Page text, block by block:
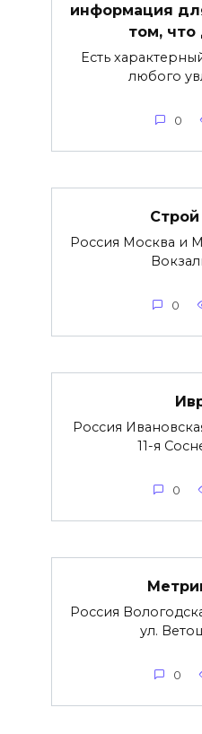
информация
том,
Есть
любого
0
Россия Москва и
0
Россия
11-я
0
Россия
ул.
0